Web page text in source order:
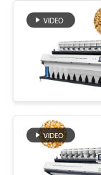
NOTÍCIA
PEÇA
UMAS
CITAÇÕES
MAPA